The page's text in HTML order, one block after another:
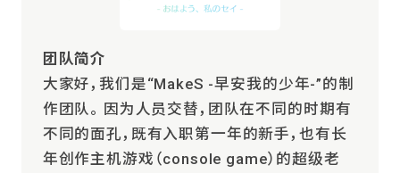
团队简介
大家好，我们是“MakeS -早安我的少年-”的制
作团队。 因为人员交替，团队在不同的时期有
不同的面孔，既有入职第一年的新手，也有长
年创作主机游戏（console game）的超级老